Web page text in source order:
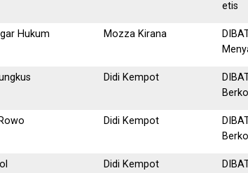
etis
Hukum Mozza Kirana
Didi Kempot
Didi Kempot
Didi Kempot